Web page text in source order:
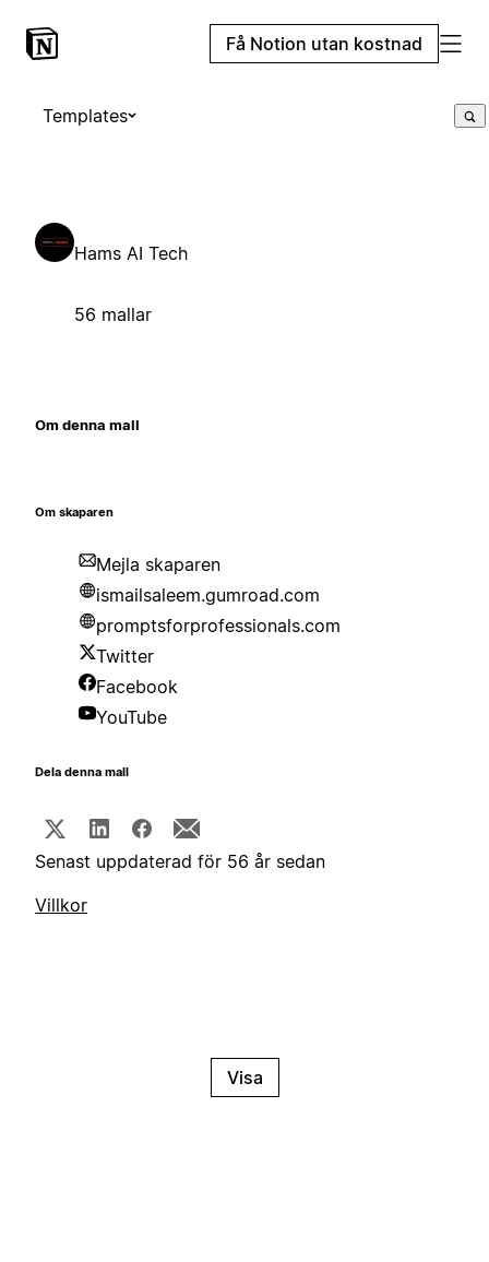
Få Notion utan kostnad
Templates
Hams AI Tech
56 mallar
Om denna mall
Om skaparen
Mejla skaparen
ismailsaleem.gumroad.com
promptsforprofessionals.com
Twitter
Facebook
YouTube
Dela denna mall
Senast uppdaterad för 56 år sedan
Villkor
Visa